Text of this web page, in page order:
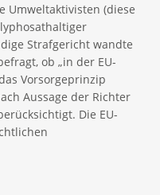
Umweltaktivisten (diese
Strafgericht wandte
ob „in der EU-
Vorsorgeprinzip
Aussage der Richter
Die EU-